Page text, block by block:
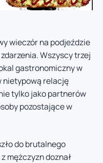
wieczór na podjeździe
Wszyscy trzej
gastronomiczny w
nietypową relację
tylko jako partnerów
pozostające w
do brutalnego
mężczyzn doznał